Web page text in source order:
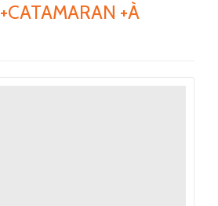
+CATAMARAN +À